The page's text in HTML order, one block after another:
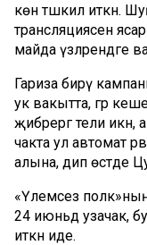
көн тәшкил иткән.
трансляциясен
майда үзләрендәге
Гариза бирү
ук вакытта, әгәр
җибәрергә тели икән,
чакта ул автомат
алына, дип өстәде
«Үлемсез
24 июньдә узачак,
иткән иде.